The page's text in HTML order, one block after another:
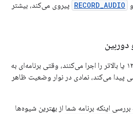
و RECORD_AUDIO پیروی می‌کند، بیشتر
دوربین
در دستگاه‌هایی که اندروید ۱۲ یا بالاتر را اجرا می‌کنند، وقتی برنامه‌ای به
پیدا می‌کند، نمادی در نوار وضعیت ظاهر
اینکه برنامه شما از بهترین شیوه‌ها